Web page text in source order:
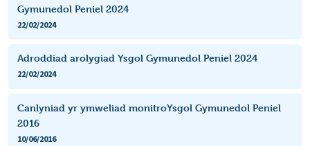
Gymunedol Peniel 2024
22/02/2024
Adroddiad arolygiad Ysgol Gymunedol Peniel 2024
22/02/2024
Canlyniad yr ymweliad monitroYsgol Gymunedol Peniel
2016
10/06/2016